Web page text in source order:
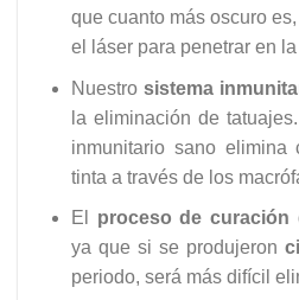
que cuanto más oscuro
el láser para penetrar en
Nuestrosistema
la eliminación de
inmunitario sano elimina
tinta a través de los
El proceso de curación
ya que si se produjeron
periodo, será más difícil